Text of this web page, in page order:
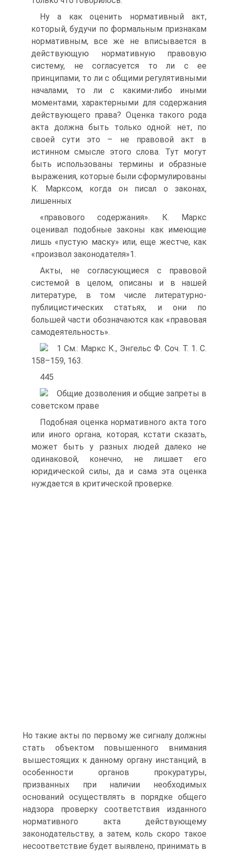
Ну а как оценить нормативный акт,
который, будучи по формальным признакам
нормативным, все же не вписывается в
действующую нормативную правовую
систему, не согласуется то ли с ее
принципами, то ли с общими регулятивными
началами, то ли с какими-либо иными
моментами, характерными для содержания
действующего права? Оценка такого рода
акта должна быть только одной: нет, по
своей сути это – не правовой акт в
истинном смысле этого слова. Тут могут
быть использованы термины и образные
выражения, которые были сформулированы
К. Марксом, когда он писал о законах,
лишенных
«правового содержания». К. Маркс
оценивал подобные законы как имеющие
лишь «пустую маску» или, еще жестче, как
«произвол законодателя»1.
Акты, не согласующиеся с правовой
системой в целом, описаны и в нашей
литературе, в том числе литературно-
публицистических статьях, и они по
большей части обозначаются как «правовая
самодеятельность».
1 См.: Маркс К., Энгельс Ф. Соч. Т. 1. С.
158–159, 163.
445
Общие дозволения и общие запреты в
советском праве
Подобная оценка нормативного акта того
или иного органа, которая, кстати сказать,
может быть у разных людей далеко не
одинаковой, конечно, не лишает его
юридической силы, да и сама эта оценка
нуждается в критической проверке.
Но такие акты по первому же сигналу должны
стать объектом повышенного внимания
вышестоящих к данному органу инстанций, в
особенности органов прокуратуры,
призванных при наличии необходимых
оснований осуществлять в порядке общего
надзора проверку соответствия изданного
нормативного акта действующему
законодательству, а затем, коль скоро такое
несоответствие будет выявлено, принимать в